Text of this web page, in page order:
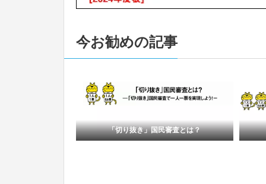
今お勧めの記事
「切り抜き」国民審査とは？